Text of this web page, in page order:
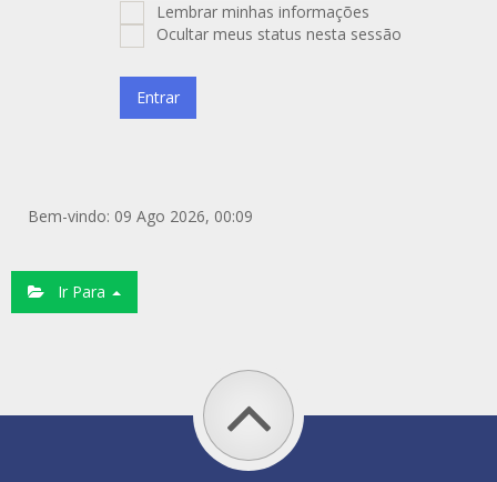
Lembrar minhas informações
Ocultar meus status nesta sessão
Bem-vindo: 09 Ago 2026, 00:09
Ir Para